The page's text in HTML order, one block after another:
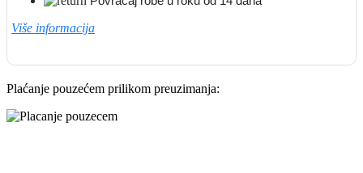
Više informacija
Plaćanje pouzećem prilikom preuzimanja: